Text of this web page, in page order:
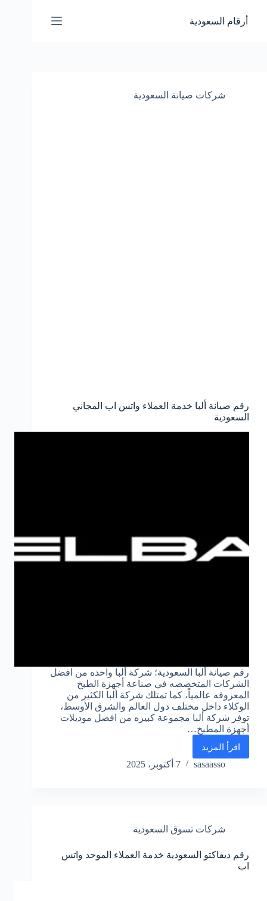
المحتوى
أرقام السعودية
شركات صيانة السعودية
رقم صيانة ألبا خدمة العملاء واتس اب المجاني
السعودية
رقم صيانة ألبا السعودية؛ شركة ألبا واحده من افضل
الشركات المتخصصه في صناعة أجهزة الطبخ
المعروفه عالمياً، كما تمتلك شركة ألبا الكثير من
الوكلاء داخل مختلف دول العالم والشرق الأوسط،
توفر شركة ألبا مجموعة كبيره من افضل موديلات
أجهزة المطبخ…
اقرأ المزيد
رقم
صيانة
المجاني
sasaasso 7 أكتوبر، 2025
شركات تسوق السعودية
رقم ديفاكتو السعودية خدمة العملاء الموحد واتس
اب